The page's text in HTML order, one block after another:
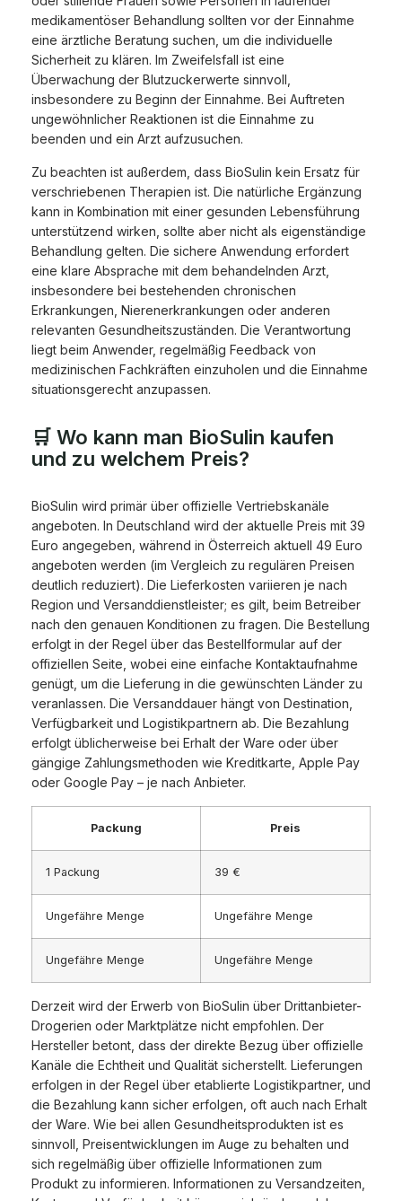
medikamentöser Behandlung sollten vor der Einnahme
eine ärztliche Beratung suchen, um die individuelle
Sicherheit zu klären. Im Zweifelsfall ist eine
Überwachung der Blutzuckerwerte sinnvoll,
insbesondere zu Beginn der Einnahme. Bei Auftreten
ungewöhnlicher Reaktionen ist die Einnahme zu
beenden und ein Arzt aufzusuchen.
Zu beachten ist außerdem, dass BioSulin kein Ersatz für
verschriebenen Therapien ist. Die natürliche Ergänzung
kann in Kombination mit einer gesunden Lebensführung
unterstützend wirken, sollte aber nicht als eigenständige
Behandlung gelten. Die sichere Anwendung erfordert
eine klare Absprache mit dem behandelnden Arzt,
insbesondere bei bestehenden chronischen
Erkrankungen, Nierenerkrankungen oder anderen
relevanten Gesundheitszuständen. Die Verantwortung
liegt beim Anwender, regelmäßig Feedback von
medizinischen Fachkräften einzuholen und die Einnahme
situationsgerecht anzupassen.
🛒 Wo kann man BioSulin kaufen
und zu welchem Preis?
BioSulin wird primär über offizielle Vertriebskanäle
angeboten. In Deutschland wird der aktuelle Preis mit 39
Euro angegeben, während in Österreich aktuell 49 Euro
angeboten werden (im Vergleich zu regulären Preisen
deutlich reduziert). Die Lieferkosten variieren je nach
Region und Versanddienstleister; es gilt, beim Betreiber
nach den genauen Konditionen zu fragen. Die Bestellung
erfolgt in der Regel über das Bestellformular auf der
offiziellen Seite, wobei eine einfache Kontaktaufnahme
genügt, um die Lieferung in die gewünschten Länder zu
veranlassen. Die Versanddauer hängt von Destination,
Verfügbarkeit und Logistikpartnern ab. Die Bezahlung
erfolgt üblicherweise bei Erhalt der Ware oder über
gängige Zahlungsmethoden wie Kreditkarte, Apple Pay
oder Google Pay – je nach Anbieter.
Packung Preis
1 Packung 39 €
Ungefähre Menge Ungefähre Menge
Ungefähre Menge Ungefähre Menge
Derzeit wird der Erwerb von BioSulin über Drittanbieter-
Drogerien oder Marktplätze nicht empfohlen. Der
Hersteller betont, dass der direkte Bezug über offizielle
Kanäle die Echtheit und Qualität sicherstellt. Lieferungen
erfolgen in der Regel über etablierte Logistikpartner, und
die Bezahlung kann sicher erfolgen, oft auch nach Erhalt
der Ware. Wie bei allen Gesundheitsprodukten ist es
sinnvoll, Preisentwicklungen im Auge zu behalten und
sich regelmäßig über offizielle Informationen zum
Produkt zu informieren. Informationen zu Versandzeiten,